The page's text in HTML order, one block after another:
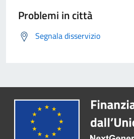
Problemi in città
Segnala disservizio